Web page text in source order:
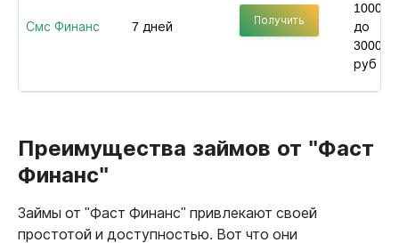
Смс Финанс 7 дней Получить
1000
до
30000
руб
Преимущества займов от "Фаст
Финанс"
Займы от "Фаст Финанс" привлекают своей
простотой и доступностью. Вот что они